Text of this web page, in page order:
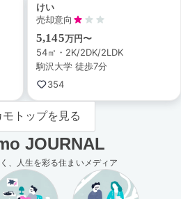
けい
売却意向
5,145万円〜
54㎡・2K/2DK/2LDK
駒沢大学 徒歩7分
354
モトップを見る
JOURNAL
、人生を彩る住まいメディア